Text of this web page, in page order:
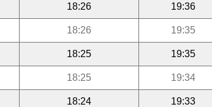
18:26 19:36
18:26 19:35
18:25 19:35
18:25 19:34
18:24 19:33